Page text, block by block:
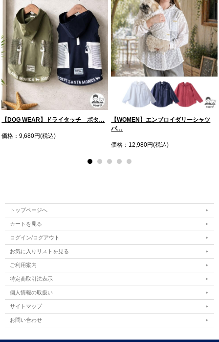
【DOG WEAR】ドライタッチ ボタ…
価格：9,680円(税込)
【WOMEN】エンブロイダリーシャツ
パ…
価格：12,980円(税込)
トップページへ
カートを見る
ログイン/ログアウト
お気に入りリストを見る
ご利用案内
特定商取引法表示
個人情報の取扱い
サイトマップ
お問い合わせ